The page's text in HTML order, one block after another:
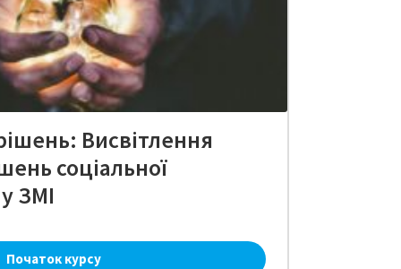
Висвітлення
соціальної
ЗМІ
Початок курсу